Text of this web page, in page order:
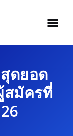
ดยอด
สมัครที่